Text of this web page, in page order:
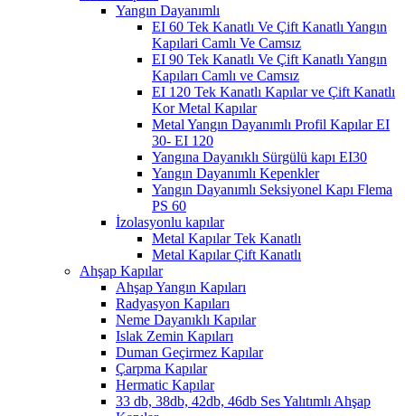
Yangın Dayanımlı
EI 60 Tek Kanatlı Ve Çift Kanatlı Yangın
Kapılari Camlı Ve Camsız
EI 90 Tek Kanatlı Ve Çift Kanatlı Yangın
Kapıları Camlı ve Camsız
EI 120 Tek Kanatlı Kapılar ve Çift Kanatlı
Kor Metal Kapılar
Metal Yangın Dayanımlı Profil Kapılar EI
30- EI 120
Yangına Dayanıklı Sürgülü kapı EI30
Yangın Dayanımlı Kepenkler
Yangın Dayanımlı Seksiyonel Kapı Flema
PS 60
İzolasyonlu kapılar
Metal Kapılar Tek Kanatlı
Metal Kapılar Çift Kanatlı
Ahşap Kapılar
Ahşap Yangın Kapıları
Radyasyon Kapıları
Neme Dayanıklı Kapılar
Islak Zemin Kapıları
Duman Geçirmez Kapılar
Çarpma Kapılar
Hermatic Kapılar
33 db, 38db, 42db, 46db Ses Yalıtımlı Ahşap